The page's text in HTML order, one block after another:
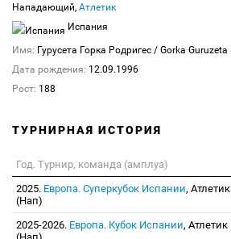
Нападающий, Атлетик
Испания
Имя: Гурусета Горка Родригес / Gorka Guruzeta
Дата рождения: 12.09.1996
Рост: 188
ТУРНИРНАЯ ИСТОРИЯ
Год. Турнир, команда (амплуа)
2025. Европа. Суперкубок Испании, Атлетик
(Нап)
2025-2026. Европа. Кубок Испании, Атлетик